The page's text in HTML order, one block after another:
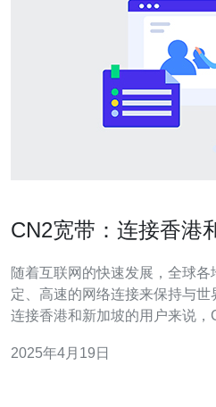
CN2宽带：连接香港
随着互联网的快速发展，全球
定、高速的网络连接来保持与
连接香港和新加坡的用户来说
和新加坡的最佳网络。 CN2宽带是一种基于中国电信网络
2025年4月19日